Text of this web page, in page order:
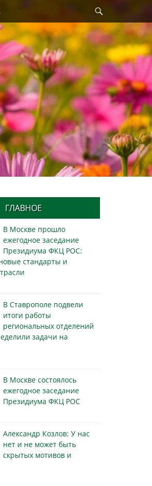
ГЛАВНОЕ
В Москве прошло
ежегодное заседание
Президиума ФКЦ РОС:
стандарты и
В Ставрополе подвели
итоги работы
региональных отделений
задачи на
В Москве состоялось
ежегодное заседание
Президиума ФКЦ РОС
Александр Козлов: У нас
нет и не может быть
скрытых мотивов и